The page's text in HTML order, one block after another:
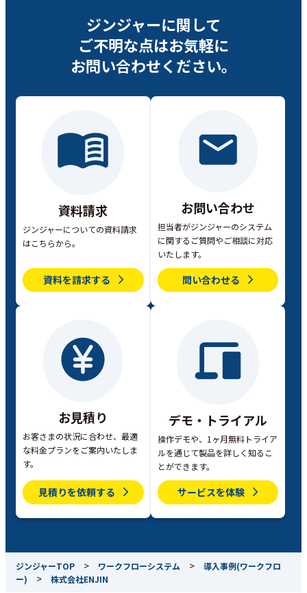
ジンジャーに関して
ご不明な点はお気軽に
お問い合わせください。
資料請求
ジンジャーについての資料請求
はこちらから。
資料を請求する
お問い合わせ
担当者がジンジャーのシステム
に関するご質問やご相談に対応
いたします。
問い合わせる
お見積り
お客さまの状況に合わせ、最適
な料金プランをご案内いたしま
す。
見積りを依頼する
デモ・トライアル
操作デモや、1ヶ月無料トライア
ルを通じて製品を詳しく知るこ
とができます。
サービスを体験
ジンジャーTOP > ワークフローシステム >
導入事例(ワークフロ
ー)
> 株式会社ENJIN